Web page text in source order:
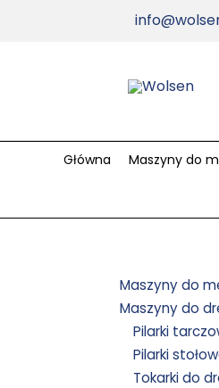
Główna Maszyny do
Maszyny do
Maszyny do
Pilarki
Pilarki
Tokarki do